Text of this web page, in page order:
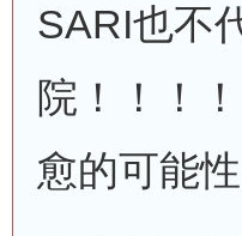
SARI也不
院！！！
愈的可能性